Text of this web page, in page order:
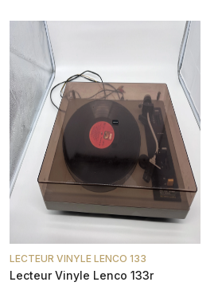
LECTEUR VINYLE LENCO 133
Lecteur Vinyle Lenco 133r